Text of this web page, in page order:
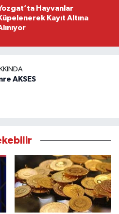
Hayvanlar
Kayıt Altına
AKSES